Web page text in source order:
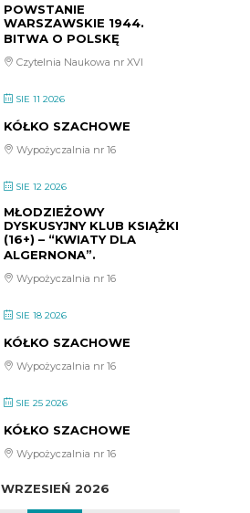
POWSTANIE
WARSZAWSKIE 1944.
BITWA O POLSKĘ
Czytelnia Naukowa nr XVI
SIE 11 2026
KÓŁKO SZACHOWE
Wypożyczalnia nr 16
SIE 12 2026
MŁODZIEŻOWY
DYSKUSYJNY KLUB KSIĄŻKI
(16+) – “KWIATY DLA
ALGERNONA”.
Wypożyczalnia nr 16
SIE 18 2026
KÓŁKO SZACHOWE
Wypożyczalnia nr 16
SIE 25 2026
KÓŁKO SZACHOWE
Wypożyczalnia nr 16
WRZESIEŃ 2026